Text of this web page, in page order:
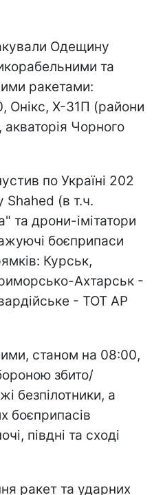
Одещину
та
ракетами:
Х-31П (райони
Чорного
по Україні 202
Shahed (в т.ч.
та дрони-імітатори
боєприпаси
Курськ,
Ахтарськ -
- ТОТ АР
станом на 08:00,
збито/
безпілотники, а
боєприпасів
півдні та сході
ракет та ударних